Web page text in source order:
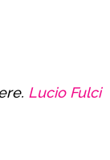
Lucio Fulci